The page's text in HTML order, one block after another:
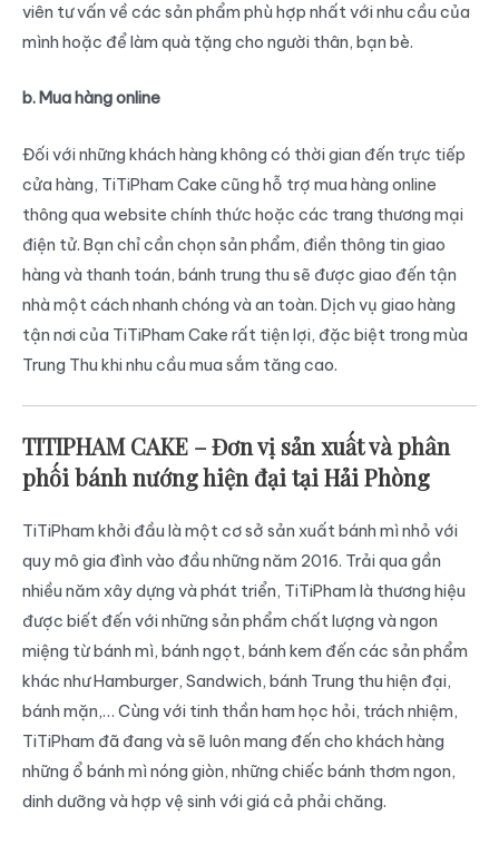
viên tư vấn về các sản phẩm phù hợp nhất với nhu cầu của
mình hoặc để làm quà tặng cho người thân, bạn bè.
b. Mua hàng online
Đối với những khách hàng không có thời gian đến trực tiếp
cửa hàng, TiTiPham Cake cũng hỗ trợ mua hàng online
thông qua website chính thức hoặc các trang thương mại
điện tử. Bạn chỉ cần chọn sản phẩm, điền thông tin giao
hàng và thanh toán, bánh trung thu sẽ được giao đến tận
nhà một cách nhanh chóng và an toàn. Dịch vụ giao hàng
tận nơi của TiTiPham Cake rất tiện lợi, đặc biệt trong mùa
Trung Thu khi nhu cầu mua sắm tăng cao.
TITIPHAM CAKE – Đơn vị sản xuất và phân
phối bánh nướng hiện đại tạiHải Phòng
TiTiPham khởi đầu là một cơ sở sản xuất bánh mì nhỏ với
quy mô gia đình vào đầu những năm 2016. Trải qua gần
nhiều năm xây dựng và phát triển, TiTiPham là thương hiệu
được biết đến với những sản phẩm chất lượng và ngon
miệng từ bánh mì, bánh ngọt, bánh kem đến các sản phẩm
khác như Hamburger, Sandwich, bánh Trung thu hiện đại,
bánh mặn,… Cùng với tinh thần ham học hỏi, trách nhiệm,
TiTiPham đã đang và sẽ luôn mang đến cho khách hàng
những ổ bánh mì nóng giòn, những chiếc bánh thơm ngon,
dinh dưỡng và hợp vệ sinh với giá cả phải chăng.